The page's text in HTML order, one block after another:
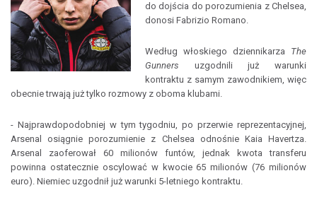
do dojścia do porozumienia z Chelsea,
donosi Fabrizio Romano.
Według włoskiego dziennikarza The
Gunners uzgodnili już warunki
kontraktu z samym zawodnikiem, więc
obecnie trwają już tylko rozmowy z oboma klubami.
- Najprawdopodobniej w tym tygodniu, po przerwie reprezentacyjnej,
Arsenal osiągnie porozumienie z Chelsea odnośnie Kaia Havertza.
Arsenal zaoferował 60 milionów funtów, jednak kwota transferu
powinna ostatecznie oscylować w kwocie 65 milionów (76 milionów
euro). Niemiec uzgodnił już warunki 5-letniego kontraktu.